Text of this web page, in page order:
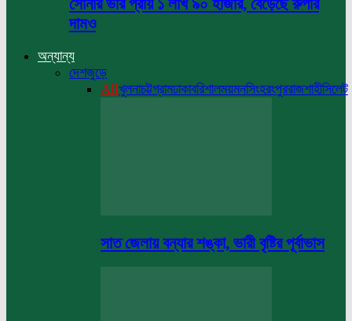
সোনার ভরি প্রায় ১ লাখ ৯০ হাজার, বেড়েছে রুপার
দামও
অন্যান্য
দেশজুড়ে
Allখুলনাচট্টগ্রামঢাকাবরিশালময়মনসিংহরংপুররাজশাহীসিলেট
সাত জেলায় বন্যার শঙ্কা, ভারী বৃষ্টির পূর্বাভাস